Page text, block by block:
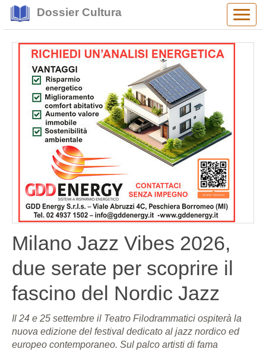
Dossier Cultura
Milano Jazz Vibes 2026,
due serate per scoprire il
fascino del Nordic Jazz
Il 24 e 25 settembre il Teatro Filodrammatici ospiterà la
nuova edizione del festival dedicato al jazz nordico ed
europeo contemporaneo. Sul palco artisti di fama